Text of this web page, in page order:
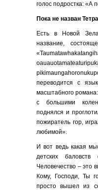
голос подростка: «А
Пока не назван
Есть в Новой
название,
переводится с
масштабного
с большими
поднялся и
пожиратель гор,
любимой».
И вот ведь какая
детских
Человечество – это
Кому, Господи, Ты
просто вышел из